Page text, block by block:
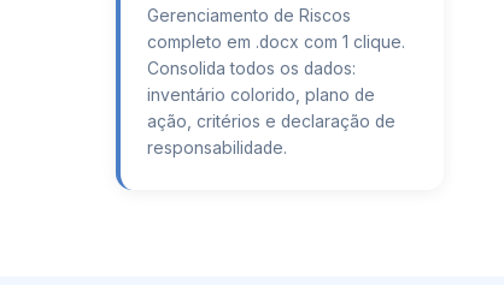
Gerenciamento de Riscos
completo em .docx com 1 clique.
Consolida todos os dados:
inventário colorido, plano de
ação, critérios e declaração de
responsabilidade.